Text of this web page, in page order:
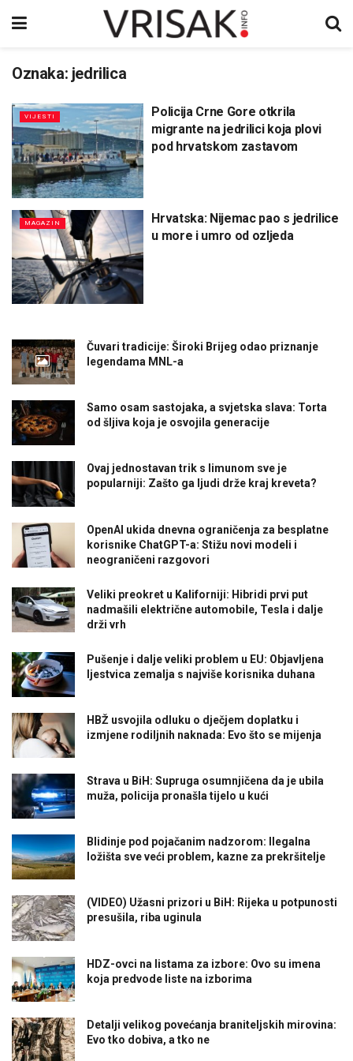
Oznaka: jedrilica
VIJESTI
Policija Crne Gore otkrila
migrante na jedrilici koja plovi
pod hrvatskom zastavom
MAGAZIN
Hrvatska: Nijemac pao s jedrilice
u more i umro od ozljeda
Čuvari tradicije: Široki Brijeg odao priznanje
legendama MNL-a
Samo osam sastojaka, a svjetska slava: Torta
od šljiva koja je osvojila generacije
Ovaj jednostavan trik s limunom sve je
popularniji: Zašto ga ljudi drže kraj kreveta?
OpenAI ukida dnevna ograničenja za besplatne
korisnike ChatGPT-a: Stižu novi modeli i
neograničeni razgovori
Veliki preokret u Kaliforniji: Hibridi prvi put
nadmašili električne automobile, Tesla i dalje
drži vrh
Pušenje i dalje veliki problem u EU: Objavljena
ljestvica zemalja s najviše korisnika duhana
HBŽ usvojila odluku o dječjem doplatku i
izmjene rodiljnih naknada: Evo što se mijenja
Strava u BiH: Supruga osumnjičena da je ubila
muža, policija pronašla tijelo u kući
Blidinje pod pojačanim nadzorom: Ilegalna
ložišta sve veći problem, kazne za prekršitelje
(VIDEO) Užasni prizori u BiH: Rijeka u potpunosti
presušila, riba uginula
HDZ-ovci na listama za izbore: Ovo su imena
koja predvode liste na izborima
Detalji velikog povećanja braniteljskih mirovina:
Evo tko dobiva, a tko ne